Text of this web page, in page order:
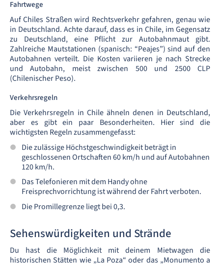
Fahrtwege
Auf Chiles Straßen wird Rechtsverkehr gefahren, genau wie
in Deutschland. Achte darauf, dass es in Chile, im Gegensatz
zu Deutschland, eine Pflicht zur Autobahnmaut gibt.
Zahlreiche Mautstationen (spanisch: “Peajes”) sind auf den
Autobahnen verteilt. Die Kosten variieren je nach Strecke
und Autobahn, meist zwischen 500 und 2500 CLP
(Chilenischer Peso).
Verkehrsregeln
Die Verkehrsregeln in Chile ähneln denen in Deutschland,
aber es gibt ein paar Besonderheiten. Hier sind die
wichtigsten Regeln zusammengefasst:
Die zulässige Höchstgeschwindigkeit beträgt in
geschlossenen Ortschaften 60 km/h und auf Autobahnen
120 km/h.
Das Telefonieren mit dem Handy ohne
Freisprechvorrichtung ist während der Fahrt verboten.
Die Promillegrenze liegt bei 0,3.
Sehenswürdigkeiten und Strände
Du hast die Möglichkeit mit deinem Mietwagen die
historischen Stätten wie „La Poza“ oder das „Monumento a